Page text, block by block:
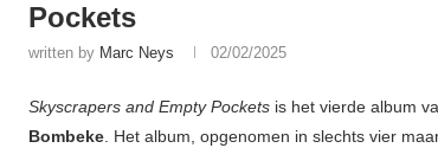
Pockets
written by Marc Neys 02/02/2025
Skyscrapers and Empty Pockets is het vierde album
Bombeke. Het album, opgenomen in slechts vier